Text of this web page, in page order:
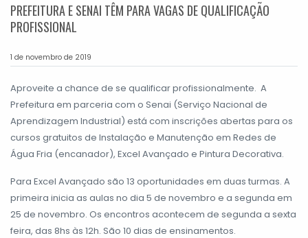
PREFEITURA E SENAI TÊM PARA VAGAS DE QUALIFICAÇÃO
PROFISSIONAL
1 de novembro de 2019
Aproveite a chance de se qualificar profissionalmente. A
Prefeitura em parceria com o Senai (Serviço Nacional de
Aprendizagem Industrial) está com inscrições abertas para os
cursos gratuitos de Instalação e Manutenção em Redes de
Água Fria (encanador), Excel Avançado e Pintura Decorativa.
Para Excel Avançado são 13 oportunidades em duas turmas. A
primeira inicia as aulas no dia 5 de novembro e a segunda em
25 de novembro. Os encontros acontecem de segunda a sexta
feira, das 8hs às 12h. São 10 dias de ensinamentos.